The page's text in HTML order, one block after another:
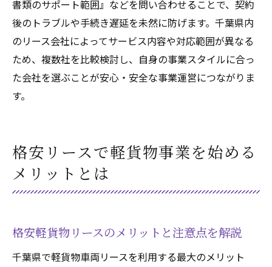
書類のサポート範囲』などを問い合わせることで、契約
後のトラブルや手続き遅延を未然に防げます。千葉県内
のリース会社によってサービス内容や対応範囲が異なる
ため、複数社を比較検討し、自身の事業スタイルに合っ
た会社を選ぶことが安心・安全な事業運営につながりま
す。
格安リースで軽貨物事業を始める
メリットとは
格安軽貨物リースのメリットと注意点を解説
千葉県で軽貨物車両リースを利用する最大のメリット